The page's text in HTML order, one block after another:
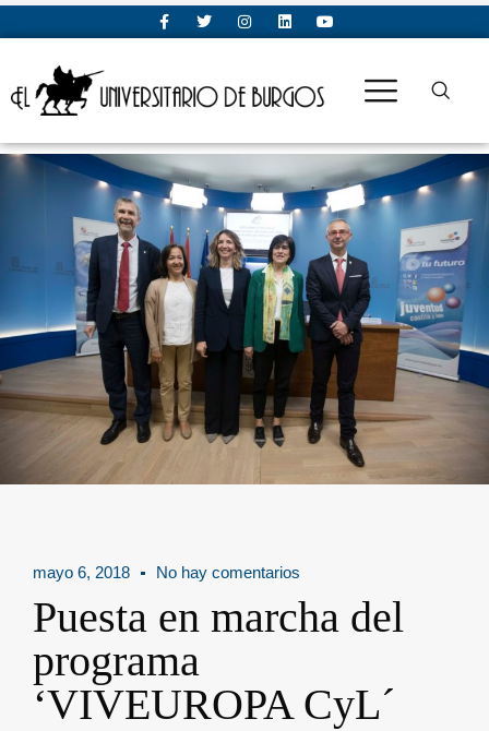
mayo 6, 2018 No hay comentarios
Puesta en marcha del
programa
‘VIVEUROPA CyL´